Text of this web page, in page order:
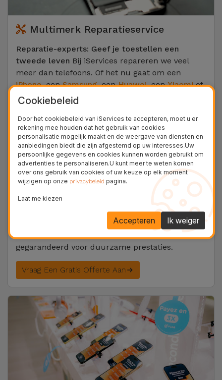
Multimerk Reparatieservice
Reparatie-experts: Geef je toestellen een
tweede leven Bij iServices repareren we veel
meer dan telefoons. Of het nu gaat om een
iPhone, eenSamsung, eenHuawei, eenXiaomiof
een Google Pixel
vervanging van een gebarsten scherm,
batterijvervanging, dataherstel, reparatie van de
laadpoort of de glazen achterkant, en nog veel
meer.
Ook je computer en ontspanning zijn in goede
handen: we repareren je computers (
Apple
MacBook,Asus -tablets, jeNintendo
-consoles en zelfs jeDyson-stofzuigers.
Snelle diagnose en hoogwaardige onderdelen
gegarandeerd voor duurzame prestaties.
Vraag Een Gratis Offerte Aan
Cookiebeleid
Door het cookiebeleid van iServices te accepteren, moet u er
rekening mee houden dat het gebruik van cookies
personalisatie mogelijk maakt en de weergave van diensten en
aanbiedingen biedt die zijn afgestemd op uw interesses.Uw
persoonlijke gegevens en cookies kunnen worden gebruikt om
advertenties te personaliseren.U kunt meer te weten komen
over ons gebruik van cookies of uw keuze op elk moment
wijzigen op onze privacybeleid pagina.
Laat me kiezen
Ik weiger
Accepteren